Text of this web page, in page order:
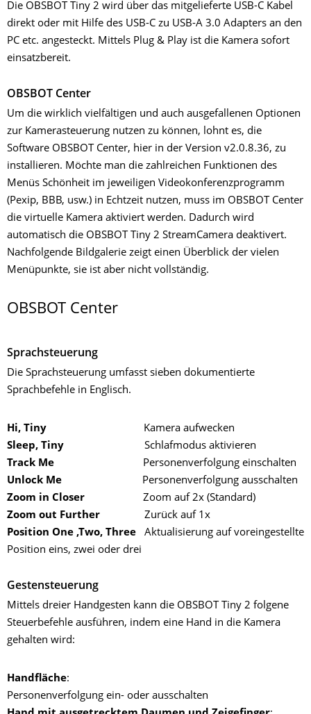
Die OBSBOT Tiny 2 wird über das mitgelieferte USB-C Kabel
direkt oder mit Hilfe des USB-C zu USB-A 3.0 Adapters an den
PC etc. angesteckt. Mittels Plug & Play ist die Kamera sofort
einsatzbereit.
OBSBOT Center
Um die wirklich vielfältigen und auch ausgefallenen Optionen
zur Kamerasteuerung nutzen zu können, lohnt es, die
Software OBSBOT Center, hier in der Version v2.0.8.36, zu
installieren. Möchte man die zahlreichen Funktionen des
Menüs Schönheit im jeweiligen Videokonferenzprogramm
(Pexip, BBB, usw.) in Echtzeit nutzen, muss im OBSBOT Center
die virtuelle Kamera aktiviert werden. Dadurch wird
automatisch die OBSBOT Tiny 2 StreamCamera deaktivert.
Nachfolgende Bildgalerie zeigt einen Überblick der vielen
Menüpunkte, sie ist aber nicht vollständig.
­OBSBOT Center
Sprachsteuerung
Die Sprachsteuerung umfasst sieben dokumentierte
Sprachbefehle in Englisch.
Hi, Tiny Kamera aufwecken
Sleep, Tiny Schlafmodus aktivieren
Track Me Personenverfolgung einschalten
Unlock Me Personenverfolgung ausschalten
Zoom in Closer Zoom auf 2x (Standard)
Zoom out Further Zurück auf 1x
Position One ,Two, Three Aktualisierung auf voreingestellte
Position eins, zwei oder drei
Gestensteuerung
Mittels dreier Handgesten kann die OBSBOT Tiny 2 folgene
Steuerbefehle ausführen, indem eine Hand in die Kamera
gehalten wird:
Handfläche:
Personenverfolgung ein- oder ausschalten